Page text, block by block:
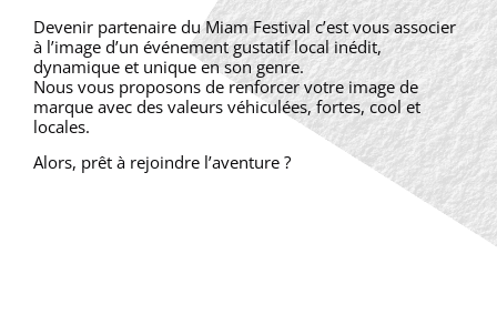
Devenir partenaire du Miam Festival c’est vous associer
à l’image d’un événement gustatif local inédit,
dynamique et unique en son genre.
Nous vous proposons de renforcer votre image de
marque avec des valeurs véhiculées, fortes, cool et
locales.
Alors, prêt à rejoindre l’aventure ?